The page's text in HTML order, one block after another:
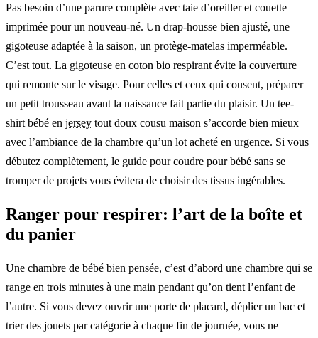
Pas besoin d’une parure complète avec taie d’oreiller et couette
imprimée pour un nouveau-né. Un drap-housse bien ajusté, une
gigoteuse adaptée à la saison, un protège-matelas imperméable.
C’est tout. La gigoteuse en coton bio respirant évite la couverture
qui remonte sur le visage. Pour celles et ceux qui cousent, préparer
un petit trousseau avant la naissance fait partie du plaisir. Un tee-
shirt bébé en jersey tout doux cousu maison s’accorde bien mieux
avec l’ambiance de la chambre qu’un lot acheté en urgence. Si vous
débutez complètement, le guide pour coudre pour bébé sans se
tromper de projets vous évitera de choisir des tissus ingérables.
Ranger pour respirer: l’art de la boîte et
du panier
Une chambre de bébé bien pensée, c’est d’abord une chambre qui se
range en trois minutes à une main pendant qu’on tient l’enfant de
l’autre. Si vous devez ouvrir une porte de placard, déplier un bac et
trier des jouets par catégorie à chaque fin de journée, vous ne